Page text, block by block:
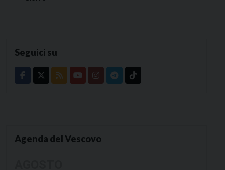
Seguici su
Agenda del Vescovo